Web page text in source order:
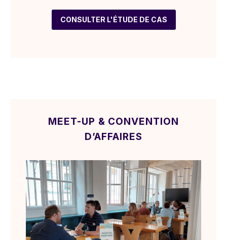
CONSULTER L'ÉTUDE DE CAS
MEET-UP & CONVENTION
D’AFFAIRES